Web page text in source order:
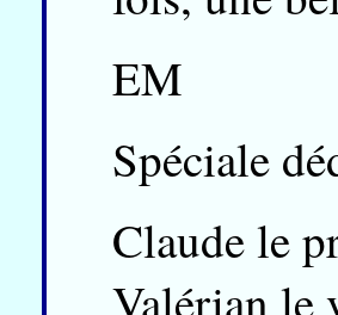
EM
Spéciale
Claude le
Valérian le